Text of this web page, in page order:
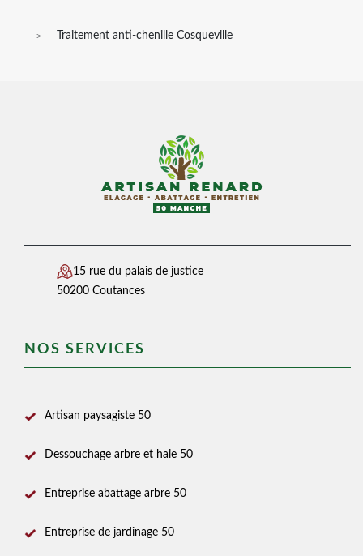
Traitement anti-chenille Cosqueville
15 rue du palais de justice
50200 Coutances
NOS SERVICES
Artisan paysagiste 50
Dessouchage arbre et haie 50
Entreprise abattage arbre 50
Entreprise de jardinage 50